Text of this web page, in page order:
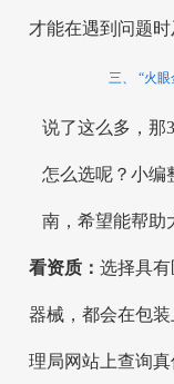
才能在遇到问题时
三、 “火
说了这么多，那
怎么选呢？小编
南，希望能帮助
看资质： 选择具
器械，都会在包
理局网站上查询真